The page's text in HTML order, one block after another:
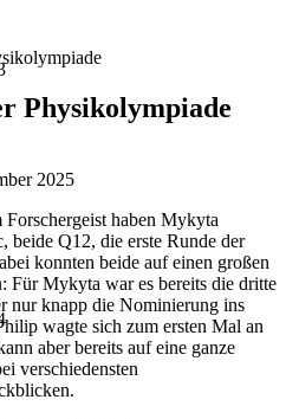
Physikolympiade
2025
haben Mykyta
Q12, die erste Runde der
konnten beide auf einen großen
Für Mykyta war es bereits die dritte
nur knapp die Nominierung ins
wagte sich zum ersten Mal an
aber bereits auf eine ganze
verschiedensten